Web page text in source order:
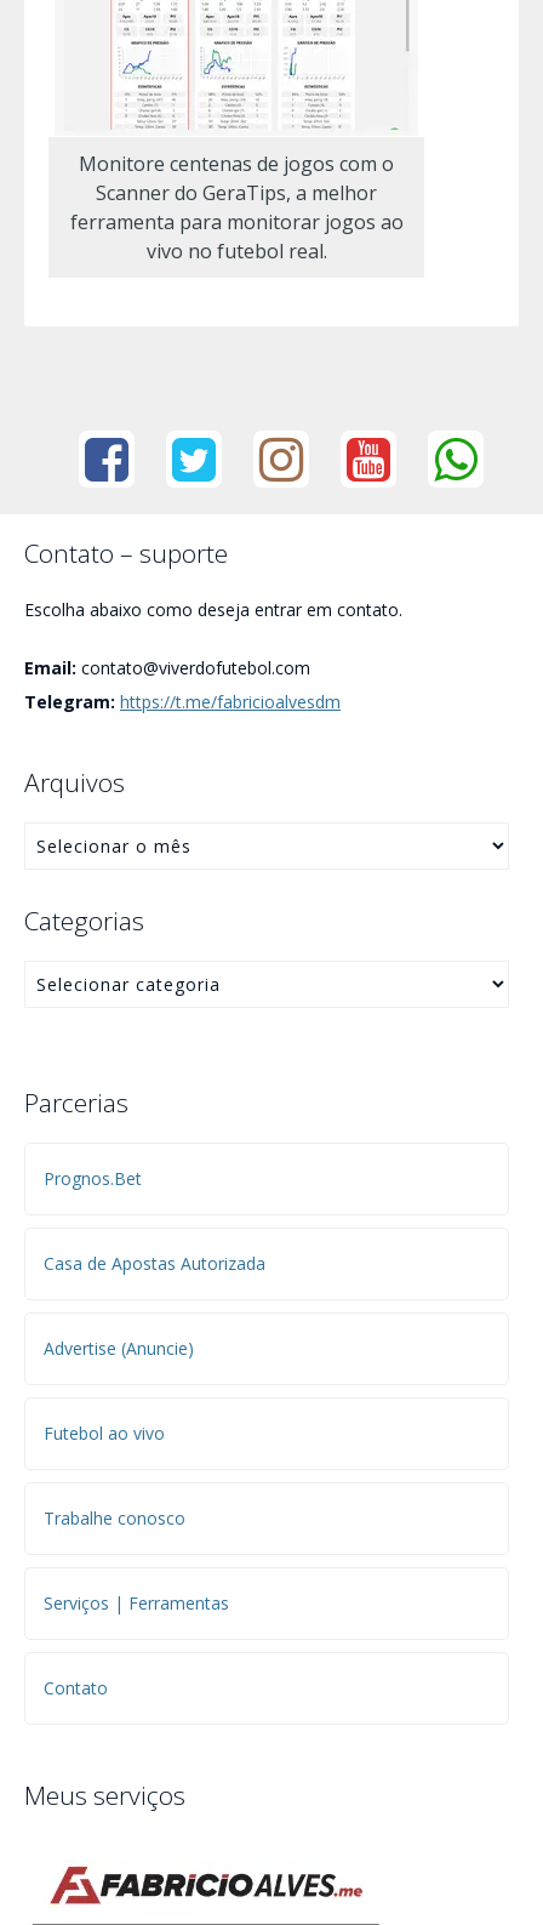
Monitore centenas de jogos com o
Scanner do GeraTips, a melhor
ferramenta para monitorar jogos ao
vivo no futebol real.
Contato – suporte
Escolha abaixo como deseja entrar em contato.
Email: contato@viverdofutebol.com
Telegram: https://t.me/fabricioalvesdm
Arquivos
Categorias
Parcerias
Prognos.Bet
Casa de Apostas Autorizada
Advertise (Anuncie)
Futebol ao vivo
Trabalhe conosco
Serviços | Ferramentas
Contato
Meus serviços